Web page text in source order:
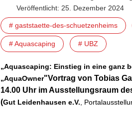
Veröffentlicht: 25. Dezember 2024
# gaststaette-des-schuetzenheims
# Aquascaping # UBZ
„Aquascaping: Einstieg in eine ganz
„AquaOwner"Vortrag von Tobias
14.00 Uhr im Ausstellungsraum
(Gut Leidenhausen e.V. ,